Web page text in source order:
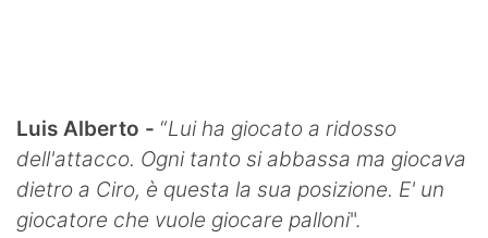
Luis Alberto - “Lui ha giocato a ridosso
dell'attacco. Ogni tanto si abbassa ma giocava
dietro a Ciro, è questa la sua posizione. E' un
giocatore che vuole giocare palloni".